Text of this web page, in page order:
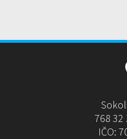
768 32
IČO: